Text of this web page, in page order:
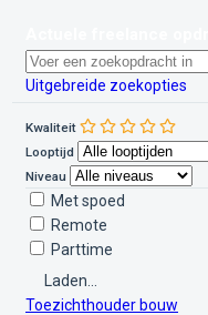
Uitgebreide zoekopties
Kwaliteit
Looptijd
Niveau
Met spoed
Remote
Parttime
Laden...
Toezichthouder bouw